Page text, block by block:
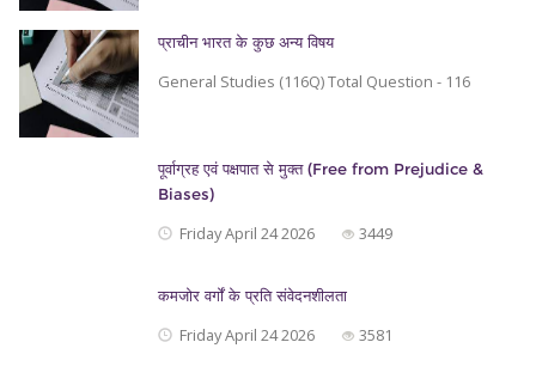
प्राचीन भारत के कुछ अन्य विषय
General Studies (116Q) Total Question - 116
पूर्वाग्रह एवं पक्षपात से मुक्त (Free from Prejudice &
Biases)
Friday April 24 2026 3449
कमजोर वर्गों के प्रति संवेदनशीलता
Friday April 24 2026 3581